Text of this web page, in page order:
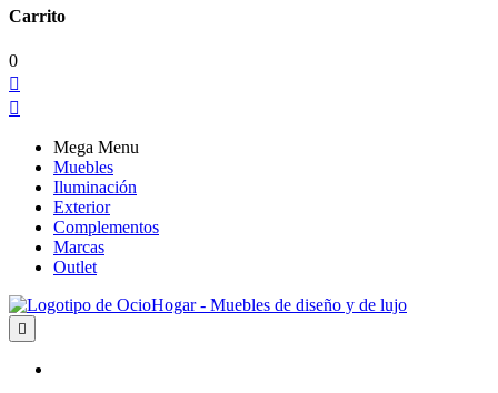
Carrito
0


Mega Menu
Muebles
Iluminación
Exterior
Complementos
Marcas
Outlet
